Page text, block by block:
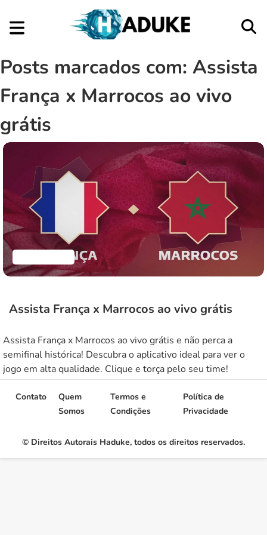
Posts marcados com: Assista
França x Marrocos ao vivo
grátis
Assista França x Marrocos ao vivo grátis
Assista França x Marrocos ao vivo grátis e não perca a
semifinal histórica! Descubra o aplicativo ideal para ver o
jogo em alta qualidade. Clique e torça pelo seu time!
© Direitos Autorais Haduke, todos os direitos reservados.
Contato
Quem
Somos
Termos e
Condições
Política de
Privacidade